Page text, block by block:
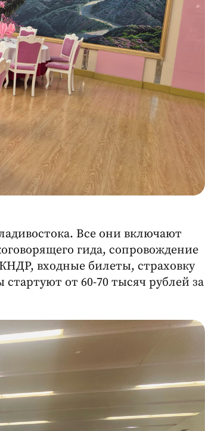
Все они включают
гида, сопровождение
входные билеты, страховку
от 60-70 тысяч рублей за